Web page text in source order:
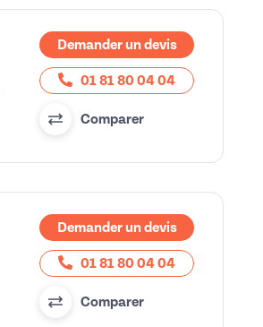
Demander un devis
01 81 80 04 04
Comparer
Demander un devis
01 81 80 04 04
Comparer